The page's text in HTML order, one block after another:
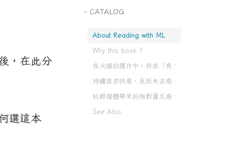
，在此分
選這本
CATALOG
About Reading with ML
Why this book ?
在大腦的運作中，存在「爽」與「痛」的翹翹板
持續追求快感，反而失去感受快樂的能力
社群媒體帶來的相對匱乏感，使我們更容易成癮
See Also